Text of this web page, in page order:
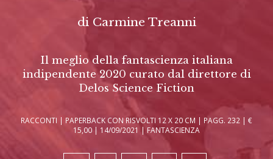
di Carmine Treanni
Il meglio della fantascienza italiana
indipendente 2020 curato dal direttore di
Delos Science Fiction
RACCONTI | PAPERBACK CON RISVOLTI 12 X 20 CM | PAGG. 232 | €
15,00 | 14/09/2021 | FANTASCIENZA